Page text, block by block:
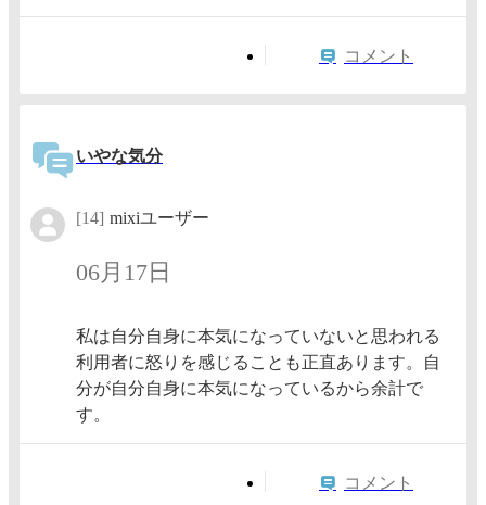
コメント
いやな気分
[14] mixiユーザー
06月17日
私は自分自身に本気になっていないと思われる
利用者に怒りを感じることも正直あります。自
分が自分自身に本気になっているから余計で
す。
コメント